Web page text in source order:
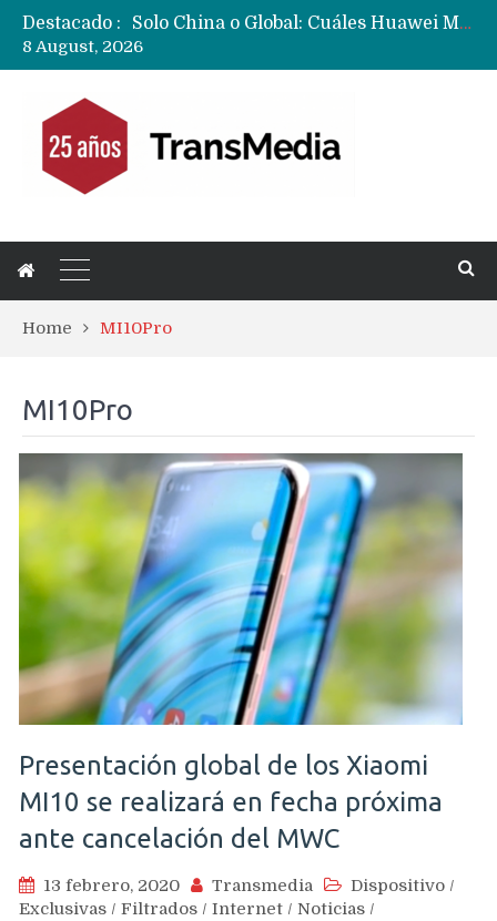
Destacado :
Data Centers de Huawei en Chile, México, Brasil,Perú y Argentina podrían verse afectados por arremetida de EE.UU
8 August, 2026
Home MI10Pro
MI10Pro
Presentación global de los Xiaomi
MI10 se realizará en fecha próxima
ante cancelación del MWC
13 febrero, 2020 Transmedia Dispositivo /
Exclusivas / Filtrados / Internet / Noticias /